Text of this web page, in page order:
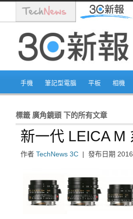
手機 筆記型電腦 平板 相機
標籤 廣角鏡頭 下的所有文章
新一代 LEICA M
作者 TechNews 3C | 發布日期